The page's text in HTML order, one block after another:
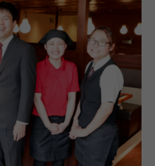
定しており、将来的には
す。
きますので、上のポジ
やる気と努力次第でステ